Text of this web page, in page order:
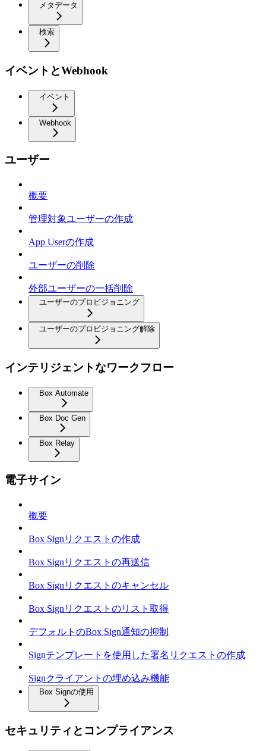
メタデータ
検索
イベントとWebhook
イベント
Webhook
ユーザー
概要
管理対象ユーザーの作成
App Userの作成
ユーザーの削除
外部ユーザーの一括削除
ユーザーのプロビジョニング
ユーザーのプロビジョニング解除
インテリジェントなワークフロー
Box Automate
Box Doc Gen
Box Relay
電子サイン
概要
Box Signリクエストの作成
Box Signリクエストの再送信
Box Signリクエストのキャンセル
Box Signリクエストのリスト取得
デフォルトのBox Sign通知の抑制
Signテンプレートを使用した署名リクエストの作成
Signクライアントの埋め込み機能
Box Signの使用
セキュリティとコンプライアンス